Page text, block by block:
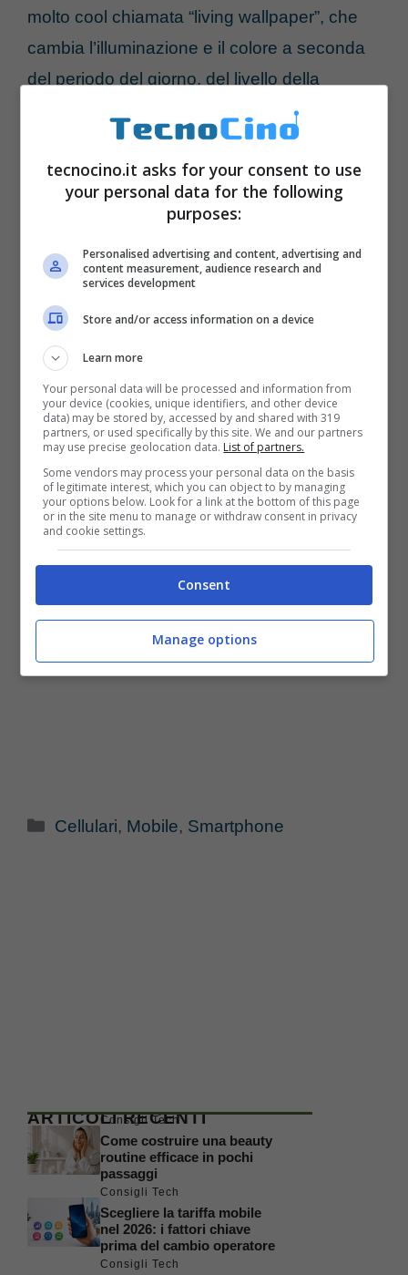
molto cool chiamata “living wallpaper”, che
cambia l’illuminazione e il colore a seconda
del periodo del giorno, del livello della
batteria e del segnale così da formare
sempre un disegno unico. In più Nokia 7900
Prism può illuminarsi di 49 colori differenti. La
connettività è 3G e quadriband GSM, la
fotocamera da2 megapixel.
Categorie
Cellulari, Mobile, Smartphone
ARTICOLI RECENTI
Consigli Tech
Come costruire una beauty
routine efficace in pochi
passaggi
Consigli Tech
Scegliere la tariffa mobile
nel 2026: i fattori chiave
prima del cambio operatore
Consigli Tech
tecnocino.it asks for your consent to use
your personal data for the following
purposes:
Personalised advertising and content, advertising and
content measurement, audience research and
services development
Store and/or access information on a device
Learn more
Your personal data will be processed and information from
your device (cookies, unique identifiers, and other device
data) may be stored by, accessed by and shared with 319
partners, or used specifically by this site. We and our partners
may use precise geolocation data. List of partners.
Some vendors may process your personal data on the basis
of legitimate interest, which you can object to by managing
your options below. Look for a link at the bottom of this page
or in the site menu to manage or withdraw consent in privacy
and cookie settings.
Consent
Manage options